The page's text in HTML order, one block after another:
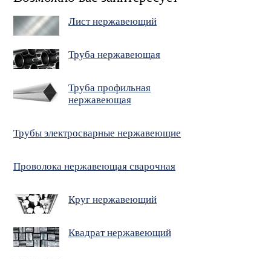
Лист нержавеющий
Труба нержавеющая
Труба профильная
нержавеющая
Трубы электросварные нержавеющие
Проволока нержавеющая сварочная
Круг нержавеющий
Квадрат нержавеющий